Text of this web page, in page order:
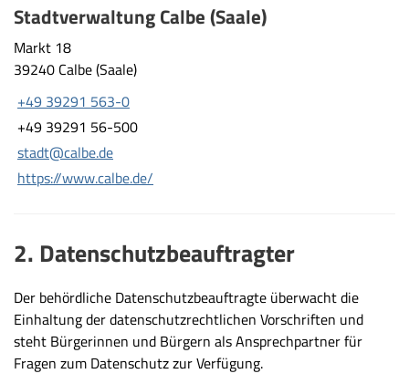
Stadtverwaltung Calbe (Saale)
Markt 18
39240 Calbe (Saale)
+49 39291 563-0
+49 39291 56-500
stadt@calbe.de
https://www.calbe.de/
2. Datenschutzbeauftragter
Der behördliche Datenschutzbeauftragte überwacht die
Einhaltung der datenschutzrechtlichen Vorschriften und
steht Bürgerinnen und Bürgern als Ansprechpartner für
Fragen zum Datenschutz zur Verfügung.